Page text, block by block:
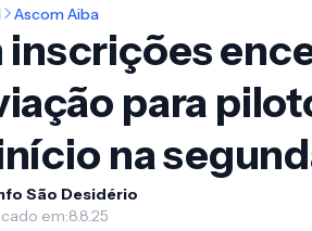
Ascom Aiba
inscrições
para
na
São Desidério
em:8.8.25